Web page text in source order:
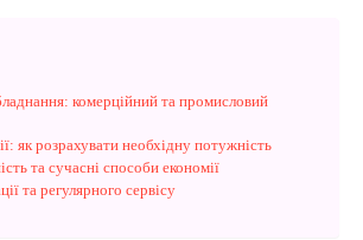
комерційний та промисловий
як розрахувати необхідну потужність
та сучасні способи економії
та регулярного сервісу